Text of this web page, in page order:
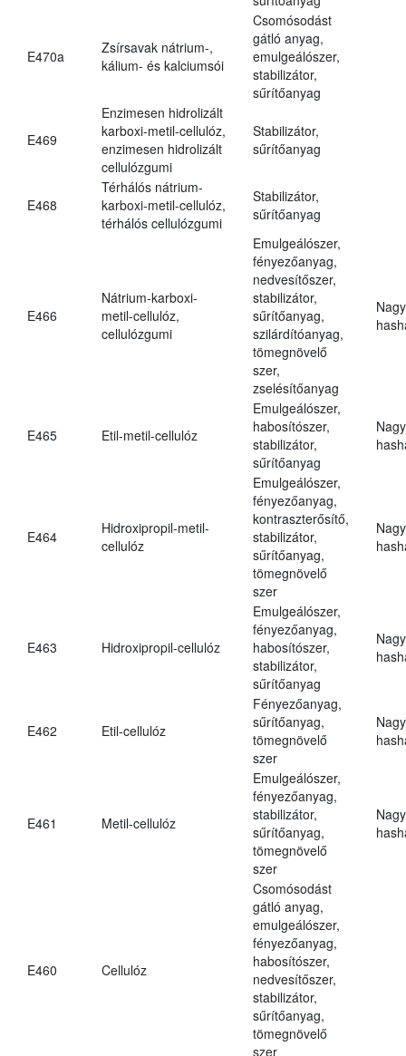
E470a
Zsírsavak nátrium-,
kálium- és kalciumsói
Csomósodást
gátló anyag,
emulgeálószer,
stabilizátor,
sűrítőanyag
E469
Enzimesen hidrolizált
karboxi-metil-cellulóz,
enzimesen hidrolizált
cellulózgumi
Stabilizátor,
sűrítőanyag
E468
Térhálós nátrium-
karboxi-metil-cellulóz,
térhálós cellulózgumi
Stabilizátor,
sűrítőanyag
E466
Nátrium-karboxi-
metil-cellulóz,
cellulózgumi
Emulgeálószer,
fényezőanyag,
nedvesítőszer,
stabilizátor,
sűrítőanyag,
szilárdítóanyag,
tömegnövelő
szer,
zselésítőanyag
E465 Etil-metil-cellulóz
Emulgeálószer,
habosítószer,
stabilizátor,
sűrítőanyag
E464
Hidroxipropil-metil-
cellulóz
Emulgeálószer,
fényezőanyag,
kontraszterősítő,
stabilizátor,
sűrítőanyag,
tömegnövelő
szer
E463 Hidroxipropil-cellulóz
Emulgeálószer,
fényezőanyag,
habosítószer,
stabilizátor,
sűrítőanyag
E462 Etil-cellulóz
Fényezőanyag,
sűrítőanyag,
tömegnövelő
szer
E461 Metil-cellulóz
Emulgeálószer,
fényezőanyag,
stabilizátor,
sűrítőanyag,
tömegnövelő
szer
E460 Cellulóz
Csomósodást
gátló anyag,
emulgeálószer,
fényezőanyag,
habosítószer,
nedvesítőszer,
stabilizátor,
sűrítőanyag,
tömegnövelő
szer